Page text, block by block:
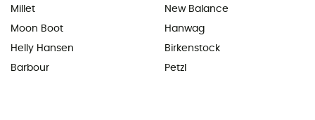
Millet
Moon Boot
Helly Hansen
Barbour
New Balance
Hanwag
Birkenstock
Petzl